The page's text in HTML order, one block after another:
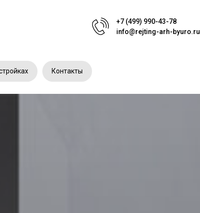
+7 (499) 990-43-78
info@rejting-arh-byuro.ru
Контакты